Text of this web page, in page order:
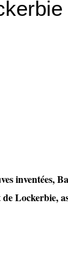
inventées,
Lockerbie,